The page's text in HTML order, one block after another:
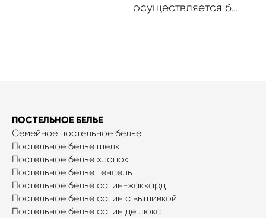
осуществляется б...
ПОСТЕЛЬНОЕ БЕЛЬЕ
Семейное постельное белье
Постельное белье шелк
Постельное белье хлопок
Постельное белье тенсель
Постельное белье сатин-жаккард
Постельное белье сатин с вышивкой
Постельное белье сатин де люкс